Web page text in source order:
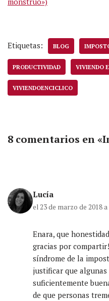
Etiquetas: BLOG
PRODUCTIVIDAD VIVIENDO
VIVIENDOENCICLICO
8 comentarios en
Lucía
el 23 de marzo de 2018 a
Enara, que
gracias por
síndrome de la
justificar que
suficientemente
de que personas